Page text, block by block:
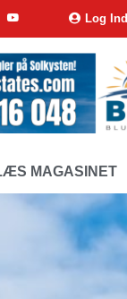
Log Ind
MAGASINET